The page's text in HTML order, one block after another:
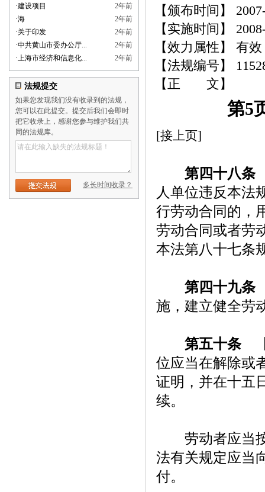
·建设项目
2年前
·海
2年前
·关于印发
2年前
·中共黄山市委办公厅...
2年前
·上海市经济和信息化... 2年前
法规提交
如果您发现我们没有收录到的法规，
您可以在此提交。提交后我们会即时
把它收录上，感谢您参与维护我们共
同的法规库。
多长时间收录？
【颁布时间】
【实施时间】
【效力属性】 有效
【法规编号】
【正 文】
第5
[接上页]
第四十八条
人单位违反本法
行劳动合同的，
劳动合同或者劳
本法第八十七条
第四十九条
施，建立健全劳
第五十条
位应当在解除或
证明，并在十五
续。
劳动者应当按
法有关规定应当
付。